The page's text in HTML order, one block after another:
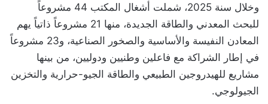
وخلال سنة 2025، شملت أشغال المكتب 44 مشروعاً
للبحث المعدني والطاقة الجديدة، منها 21 مشروعاً ذاتياً يهم
المعادن النفيسة والأساسية والصخور الصناعية، و23 مشروعاً
في إطار الشراكة مع فاعلين وطنيين ودوليين، من بينها
مشاريع للهيدروجين الطبيعي والطاقة الجيو-حرارية والتخزين
الجيولوجي.